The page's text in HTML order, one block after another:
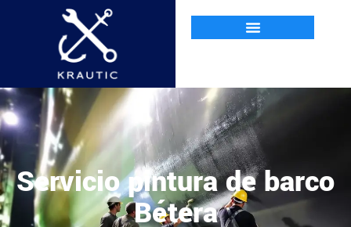
Servicio pintura de barco
Bétera